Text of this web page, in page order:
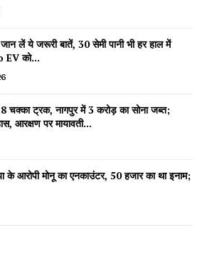
Share
News on AIN
लें ये जरूरी बातें, 30 सेमी पानी भी हर हाल में
EV को...
चक्का ट्रक, नागपुर में 3 करोड़ का सोना जब्त;
आरक्षण पर मायावती...
के आरोपी मोनू का एनकाउंटर, 50 हजार का था इनाम;